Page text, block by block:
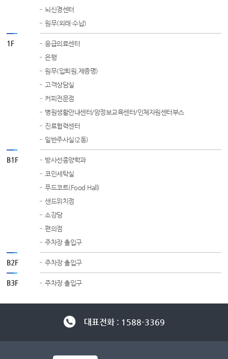
뇌신경센터
원무(외래·수납)
1F
응급의료센터
은행
원무(입퇴원,제증명)
고객상담실
커피전문점
병원생활안내센터/암정보교육센터/인체자원센터부스
진료협력센터
일반주사실(2동)
B1F
방사선종양학과
코인세탁실
푸드코트(Food Hall)
샌드위치점
소강당
편의점
주차장 출입구
B2F 주차장 출입구
B3F 주차장 출입구
대표전화 : 1588-3369